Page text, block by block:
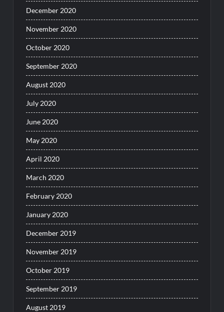
December 2020
November 2020
October 2020
September 2020
August 2020
July 2020
June 2020
May 2020
April 2020
March 2020
February 2020
January 2020
December 2019
November 2019
October 2019
September 2019
August 2019